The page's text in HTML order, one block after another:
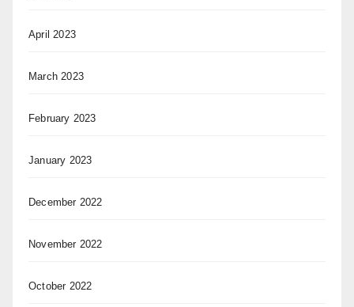
April 2023
March 2023
February 2023
January 2023
December 2022
November 2022
October 2022